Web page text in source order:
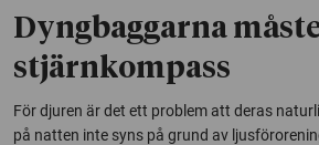
Dyngbaggarna
stjärnkompass
För djuren är det ett problem att deras
på natten inte syns på grund av